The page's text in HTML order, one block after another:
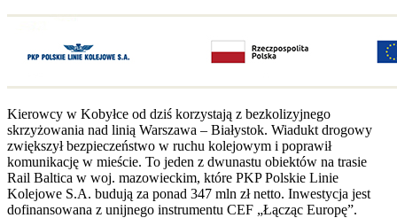
Kierowcy w Kobyłce od dziś korzystają z bezkolizyjnego
skrzyżowania nad linią Warszawa – Białystok. Wiadukt drogowy
zwiększył bezpieczeństwo w ruchu kolejowym i poprawił
komunikację w mieście. To jeden z dwunastu obiektów na trasie
Rail Baltica w woj. mazowieckim, które PKP Polskie Linie
Kolejowe S.A. budują za ponad 347 mln zł netto. Inwestycja jest
dofinansowana z unijnego instrumentu CEF „Łącząc Europę”.